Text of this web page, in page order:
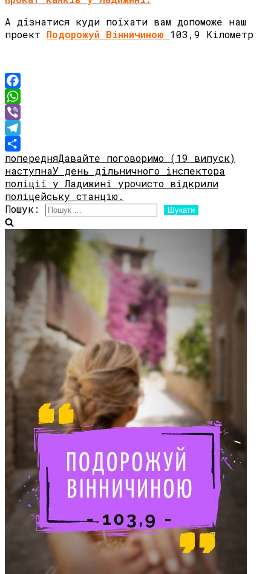
А дізнатися куди поїхати вам допоможе наш
проект Подорожуй Вінничиною 103,9 Кілометр
Facebook
WhatsApp
Viber
Telegram
Share
попередняДавайте поговоримо (19 випуск)
наступнаУ день дільничного інспектора
поліції у Ладижині урочисто відкрили
поліцейську станцію.
Пошук: